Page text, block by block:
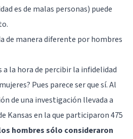
es de malas personas) puede
de manera diferente por hombres
a la hora de percibir la infidelidad
Pues parece ser que sí. Al
de una investigación llevada a
Kansas en la que participaron 475
hombres sólo consideraron